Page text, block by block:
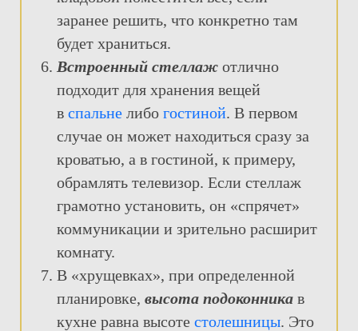
заранее решить, что конкретно там
будет храниться.
Встроенный стеллажотлично
подходит для хранения вещей
в спальнелибо гостиной. В первом
случае он может находиться сразу за
кроватью, а в гостиной, к примеру,
обрамлять телевизор. Если стеллаж
грамотно установить, он «спрячет»
коммуникации и зрительно расширит
комнату.
В «хрущевках», при определенной
планировке, высота подоконникав
кухне равна высоте столешницы. Это